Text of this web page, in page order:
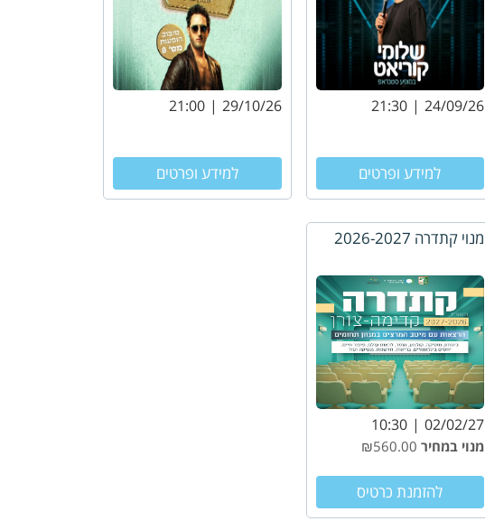
24/09/26
21:30
למידע ופרטים
29/10/26
21:00
למידע ופרטים
מנוי קתדרה 2026-2027
02/02/27
10:30
מנוי במחיר
להזמנת כרטיס